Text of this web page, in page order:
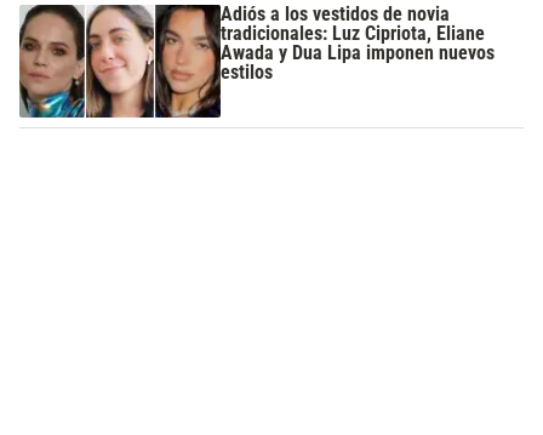
Adiós a los vestidos de novia
tradicionales: Luz Cipriota, Eliane
Awada y Dua Lipa imponen nuevos
estilos